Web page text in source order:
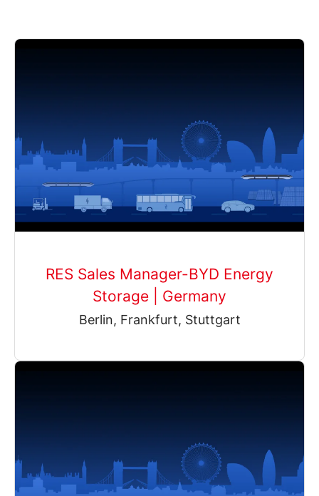
RES Sales Manager-BYD Energy
Storage | Germany
Berlin, Frankfurt, Stuttgart